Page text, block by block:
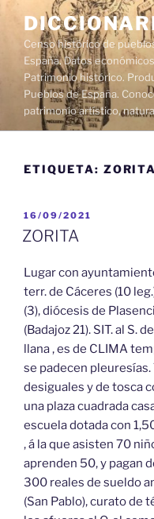
contenido
Censo histórico de
España. Datos
Patrimonio histórico.
Pueblos de España.
patrimonio artístico,
ETIQUETA: ZORITA
PUBLICADO
EL
16/09/2021
ZORITA
Lugar con
terr. de Cáceres (10
(3), diócesis de
(Badajoz 21). SIT. al S.
llana , es de CLIMA
se padecen
desiguales y de tosca
una plaza cuadrada
escuela dotada con
, á la que asisten 70
aprenden 50, y pagan
300 reales de sueldo
(San Pablo), curato de